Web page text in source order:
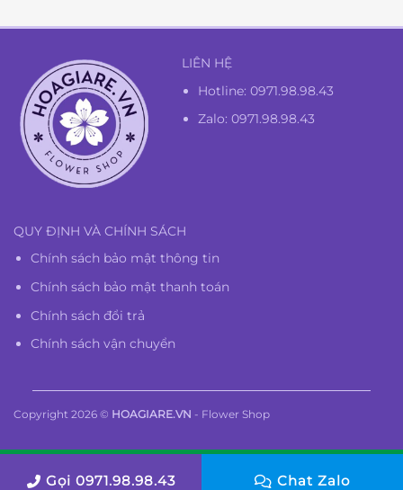
LIÊN HỆ
Hotline:0971.98.98.43
Zalo: 0971.98.98.43
QUY ĐỊNH VÀ CHÍNH SÁCH
Chính sách bảo mật thông tin
Chính sách bảo mật thanh toán
Chính sách đổi trả
Chính sách vận chuyển
Copyright 2026 © HOAGIARE.VN - Flower Shop
Gọi 0971.98.98.43 Chat Zalo